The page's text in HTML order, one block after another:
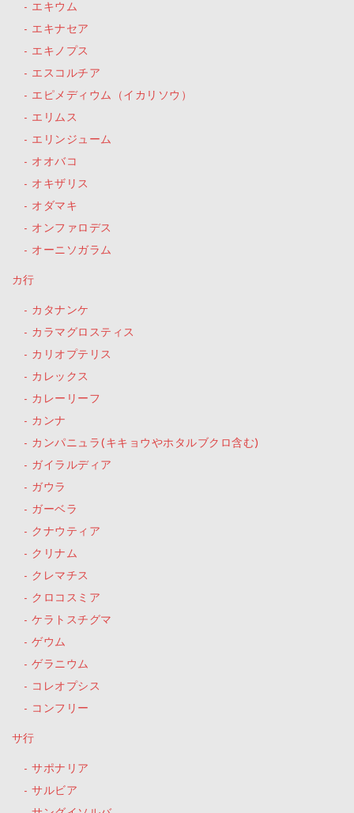
エキウム
エキナセア
エキノプス
エスコルチア
エピメディウム（イカリソウ）
エリムス
エリンジューム
オオバコ
オキザリス
オダマキ
オンファロデス
オーニソガラム
カ行
カタナンケ
カラマグロスティス
カリオプテリス
カレックス
カレーリーフ
カンナ
カンパニュラ(キキョウやホタルブクロ含む)
ガイラルディア
ガウラ
ガーベラ
クナウティア
クリナム
クレマチス
クロコスミア
ケラトスチグマ
ゲウム
ゲラニウム
コレオプシス
コンフリー
サ行
サポナリア
サルビア